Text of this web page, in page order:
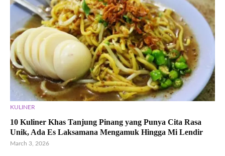
KULINER
10 Kuliner Khas Tanjung Pinang yang Punya Cita Rasa
Unik, Ada Es Laksamana Mengamuk Hingga Mi Lendir
March 3, 2026